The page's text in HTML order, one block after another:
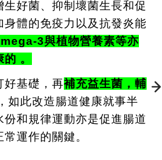
好菌、抑制壞菌生長和促
身體的免疫力以及抗發炎能
3與植物營養素等亦
。
好基礎，再補充益生菌，輔
如此改造腸道健康就事半
份和規律運動亦是促進腸道
運作的關鍵。